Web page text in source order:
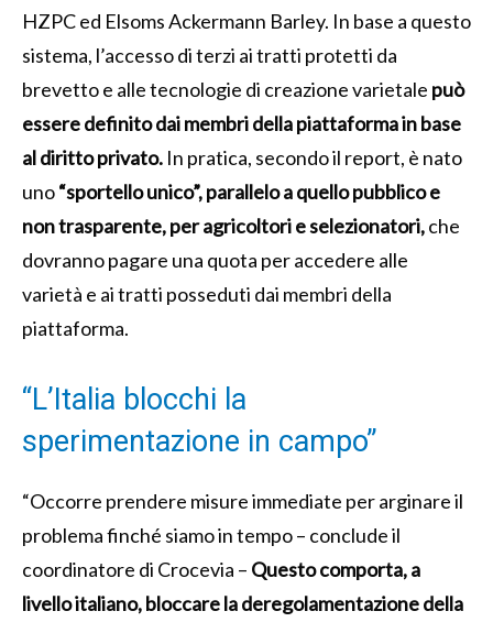
HZPC ed Elsoms Ackermann Barley. In base a questo
sistema, l’accesso di terzi ai tratti protetti da
brevetto e alle tecnologie di creazione varietale può
essere definito dai membri della piattaforma in base
al diritto privato. In pratica, secondo il report, è nato
uno“sportello unico”, parallelo a quello pubblico e
non trasparente, per agricoltori e selezionatori,che
dovranno pagare una quota per accedere alle
varietà e ai tratti posseduti dai membri della
piattaforma.
“L’Italia blocchi la
sperimentazione in campo”
“Occorre prendere misure immediate per arginare il
problema finché siamo in tempo – conclude il
coordinatore di Crocevia – Questo comporta, a
livello italiano, bloccare la deregolamentazione della